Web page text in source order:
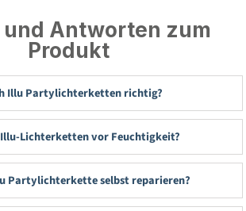
und Antworten zum
Produkt
Illu Partylichterketten richtig?
Lichterketten vor Feuchtigkeit?
Partylichterkette selbst reparieren?